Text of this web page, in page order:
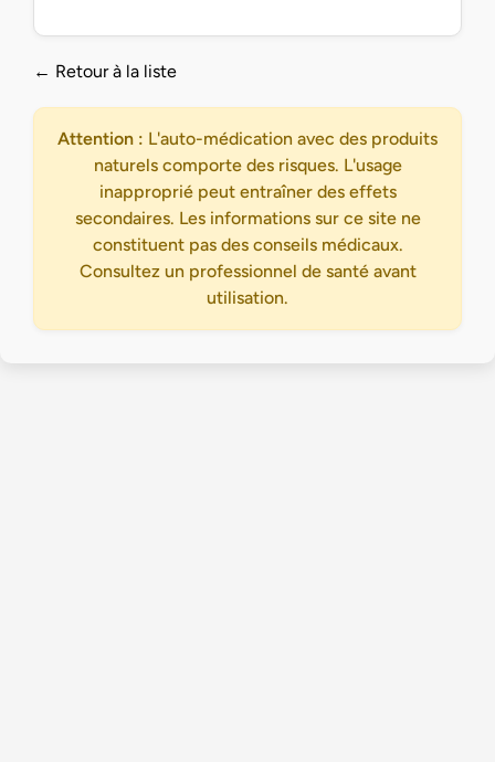
← Retour à la liste
Attention : L'auto-médication avec des produits
naturels comporte des risques. L'usage
inapproprié peut entraîner des effets
secondaires. Les informations sur ce site ne
constituent pas des conseils médicaux.
Consultez un professionnel de santé avant
utilisation.